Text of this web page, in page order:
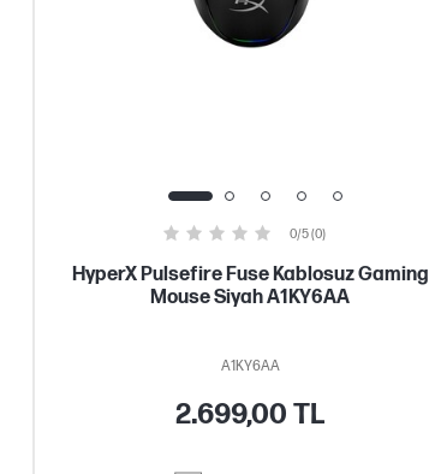
0/5 (0)
HyperX Pulsefire Fuse Kablosuz Gaming
Mouse Siyah A1KY6AA
A1KY6AA
2.699,00 TL